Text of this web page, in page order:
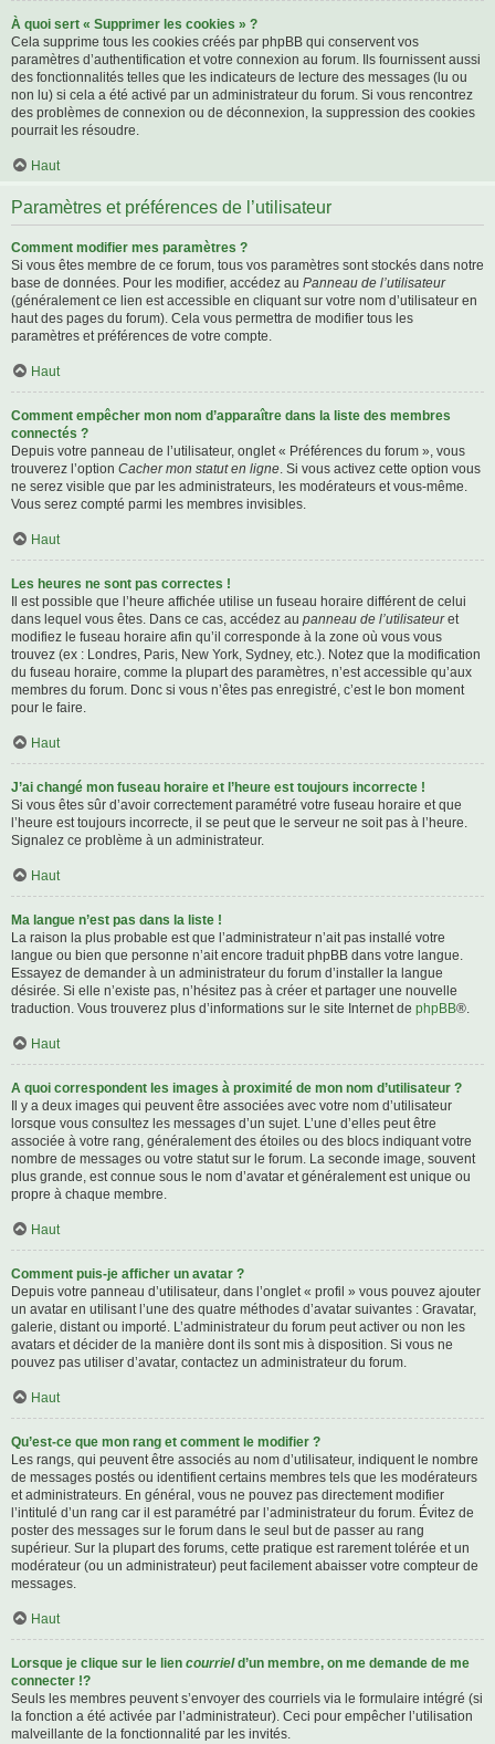
À quoi sert « Supprimer les cookies » ?
Cela supprime tous les cookies créés par phpBB qui conservent vos
paramètres d’authentification et votre connexion au forum. Ils fournissent aussi
des fonctionnalités telles que les indicateurs de lecture des messages (lu ou
non lu) si cela a été activé par un administrateur du forum. Si vous rencontrez
des problèmes de connexion ou de déconnexion, la suppression des cookies
pourrait les résoudre.
Haut
Paramètres et préférences de l’utilisateur
Comment modifier mes paramètres ?
Si vous êtes membre de ce forum, tous vos paramètres sont stockés dans notre
base de données. Pour les modifier, accédez au Panneau de l’utilisateur
(généralement ce lien est accessible en cliquant sur votre nom d’utilisateur en
haut des pages du forum). Cela vous permettra de modifier tous les
paramètres et préférences de votre compte.
Haut
Comment empêcher mon nom d’apparaître dans la liste des membres
connectés ?
Depuis votre panneau de l’utilisateur, onglet « Préférences du forum », vous
trouverez l’option Cacher mon statut en ligne. Si vous activez cette option vous
ne serez visible que par les administrateurs, les modérateurs et vous-même.
Vous serez compté parmi les membres invisibles.
Haut
Les heures ne sont pas correctes !
Il est possible que l’heure affichée utilise un fuseau horaire différent de celui
dans lequel vous êtes. Dans ce cas, accédez au panneau de l’utilisateuret
modifiez le fuseau horaire afin qu’il corresponde à la zone où vous vous
trouvez (ex : Londres, Paris, New York, Sydney, etc.). Notez que la modification
du fuseau horaire, comme la plupart des paramètres, n’est accessible qu’aux
membres du forum. Donc si vous n’êtes pas enregistré, c’est le bon moment
pour le faire.
Haut
J’ai changé mon fuseau horaire et l’heure est toujours incorrecte !
Si vous êtes sûr d’avoir correctement paramétré votre fuseau horaire et que
l’heure est toujours incorrecte, il se peut que le serveur ne soit pas à l’heure.
Signalez ce problème à un administrateur.
Haut
Ma langue n’est pas dans la liste !
La raison la plus probable est que l’administrateur n’ait pas installé votre
langue ou bien que personne n’ait encore traduit phpBB dans votre langue.
Essayez de demander à un administrateur du forum d’installer la langue
désirée. Si elle n’existe pas, n’hésitez pas à créer et partager une nouvelle
traduction. Vous trouverez plus d’informations sur le site Internet de phpBB®.
Haut
A quoi correspondent les images à proximité de mon nom d’utilisateur ?
Il y a deux images qui peuvent être associées avec votre nom d’utilisateur
lorsque vous consultez les messages d’un sujet. L’une d’elles peut être
associée à votre rang, généralement des étoiles ou des blocs indiquant votre
nombre de messages ou votre statut sur le forum. La seconde image, souvent
plus grande, est connue sous le nom d’avatar et généralement est unique ou
propre à chaque membre.
Haut
Comment puis-je afficher un avatar ?
Depuis votre panneau d’utilisateur, dans l’onglet « profil » vous pouvez ajouter
un avatar en utilisant l’une des quatre méthodes d’avatar suivantes : Gravatar,
galerie, distant ou importé. L’administrateur du forum peut activer ou non les
avatars et décider de la manière dont ils sont mis à disposition. Si vous ne
pouvez pas utiliser d’avatar, contactez un administrateur du forum.
Haut
Qu’est-ce que mon rang et comment le modifier ?
Les rangs, qui peuvent être associés au nom d’utilisateur, indiquent le nombre
de messages postés ou identifient certains membres tels que les modérateurs
et administrateurs. En général, vous ne pouvez pas directement modifier
l’intitulé d’un rang car il est paramétré par l’administrateur du forum. Évitez de
poster des messages sur le forum dans le seul but de passer au rang
supérieur. Sur la plupart des forums, cette pratique est rarement tolérée et un
modérateur (ou un administrateur) peut facilement abaisser votre compteur de
messages.
Haut
Lorsque je clique sur le lien courrield’un membre, on me demande de me
connecter !?
Seuls les membres peuvent s’envoyer des courriels via le formulaire intégré (si
la fonction a été activée par l’administrateur). Ceci pour empêcher l’utilisation
malveillante de la fonctionnalité par les invités.